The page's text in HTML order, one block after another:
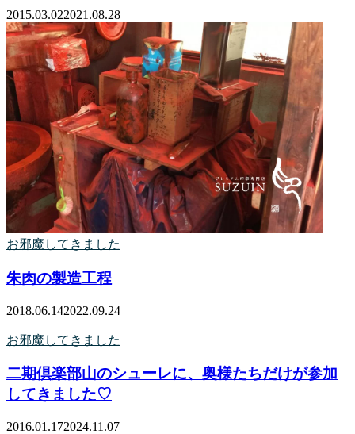
2015.03.022021.08.28
お邪魔してきました
朱肉の製造工程
2018.06.142022.09.24
お邪魔してきました
二期倶楽部山のシューレに、奥様たちだけが参加
してきました♡
2016.01.172024.11.07